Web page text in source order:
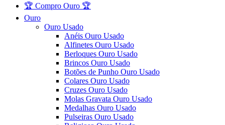
🏆 Compro Ouro 🏆
Ouro
Ouro Usado
Anéis Ouro Usado
Alfinetes Ouro Usado
Berloques Ouro Usado
Brincos Ouro Usado
Botões de Punho Ouro Usado
Colares Ouro Usado
Cruzes Ouro Usado
Molas Gravata Ouro Usado
Medalhas Ouro Usado
Pulseiras Ouro Usado